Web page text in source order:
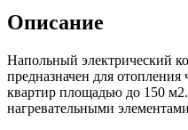
Описание
Напольный электрический
предназначен для
квартир площадью до 150
нагревательными